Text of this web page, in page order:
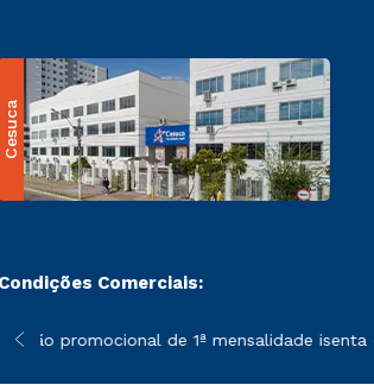
Cesuca
Condições Comerciais:
nos períodos de rematrícula conforme
promocional de 1ª mensalidade